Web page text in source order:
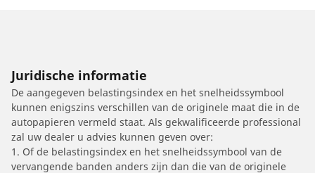
Juridische informatie
De aangegeven belastingsindex en het snelheidssymbool
kunnen enigszins verschillen van de originele maat die in de
autopapieren vermeld staat. Als gekwalificeerde professional
zal uw dealer u advies kunnen geven over:
1. Of de belastingsindex en het snelheidssymbool van de
vervangende banden anders zijn dan die van de originele